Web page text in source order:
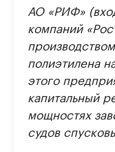
АО «РИФ»
компаний
полиэтилена
этого
капитальный
мощностях
судов